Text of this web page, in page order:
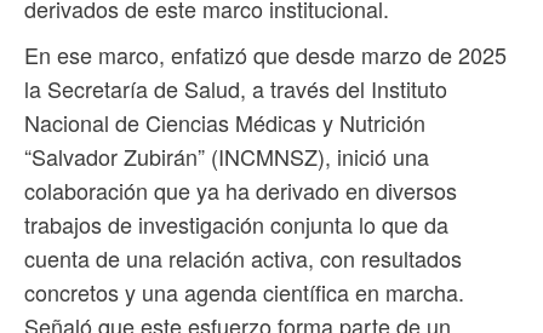
derivados de este marco institucional.
En ese marco, enfatizó que desde marzo de 2025
la Secretaría de Salud, a través del Instituto
Nacional de Ciencias Médicas y Nutrición
“Salvador Zubirán” (INCMNSZ), inició una
colaboración que ya ha derivado en diversos
trabajos de investigación conjunta lo que da
cuenta de una relación activa, con resultados
concretos y una agenda científica en marcha.
Señaló que este esfuerzo forma parte de un